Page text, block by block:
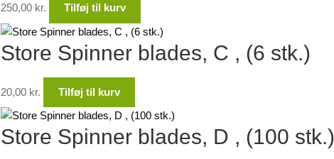
250,00 kr. Tilføj til kurv
Store Spinner blades, C , (6 stk.)
20,00 kr. Tilføj til kurv
Store Spinner blades, D , (100 stk.)